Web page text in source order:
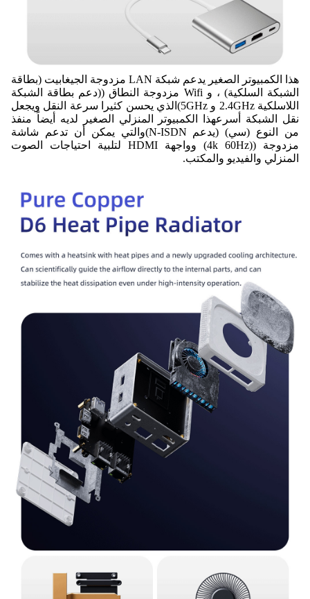
هذا الكمبيوتر الصغير يدعم شبكة LAN مزدوجة الجيغابيت (بطاقة
الشبكة السلكية) ، و Wifi مزدوجة النطاق ((دعم بطاقة الشبكة
اللاسلكية 2.4GHz و 5GHz)الذي يحسن كثيرا سرعة النقل ويجعل
نقل الشبكة أسرعهذا الكمبيوتر المنزلي الصغير لديه أيضاً منفذ
من النوع (سي) (يدعم N-ISDN)والتي يمكن أن تدعم شاشة
مزدوجة ((4k 60Hz) وواجهة HDMI لتلبية احتياجات الصوت
المنزلي والفيديو والمكتب.